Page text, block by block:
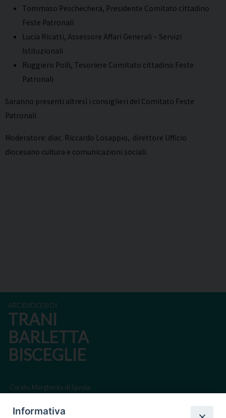
Tommaso Peschechera, Presidente Comitato cittadino
Feste Patronali
Lucia Ricatti, Assessore Affari Generali – Servizi
Istituzionali
Ruggiero Polli, Tesoriere Comitato cittadino Feste
Patronali
Saranno presenti altresì i consiglieri del Comitato Feste
Patronali
Moderatore: diac. Riccardo Losappio, direttore Ufficio
diocesano cultura e comunicazioni sociali.
ARCIDIOCESI DI
TRANI
BARLETTA
BISCEGLIE
Corato, Margherita di Savoia,
Informativa